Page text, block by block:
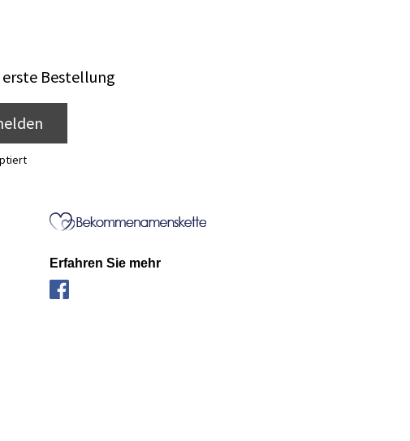
Bestellung
Erfahren Sie mehr